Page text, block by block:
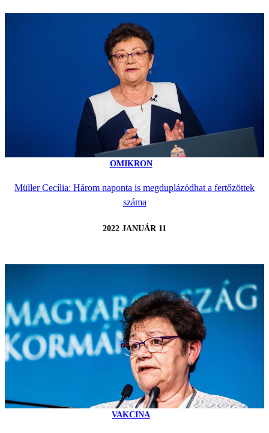
OMIKRON
Müller Cecília: Három naponta is megduplázódhat a fertőzöttek
száma
2022 JANUÁR 11
VAKCINA